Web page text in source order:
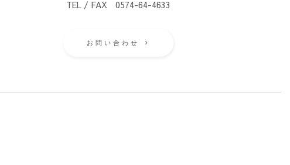
TEL / FAX 0574-64-4633
お問い合わせ